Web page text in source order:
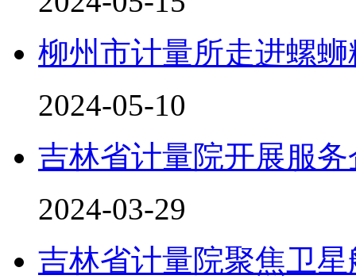
柳州市计量所走进螺
2024-05-10
吉林省计量院开展服
2024-03-29
吉林省计量院聚焦卫